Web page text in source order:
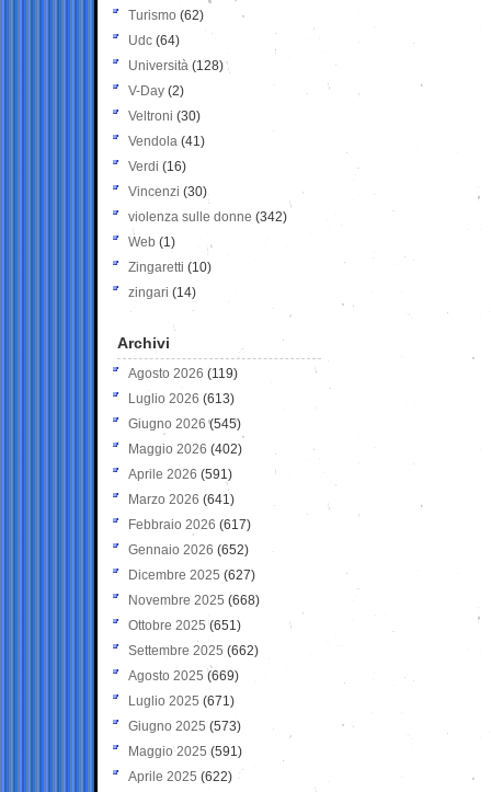
Turismo (62)
Udc (64)
Università (128)
V-Day (2)
Veltroni (30)
Vendola (41)
Verdi (16)
Vincenzi (30)
violenza sulle donne (342)
Web (1)
Zingaretti (10)
zingari (14)
Archivi
Agosto 2026 (119)
Luglio 2026 (613)
Giugno 2026 (545)
Maggio 2026 (402)
Aprile 2026 (591)
Marzo 2026 (641)
Febbraio 2026 (617)
Gennaio 2026 (652)
Dicembre 2025 (627)
Novembre 2025 (668)
Ottobre 2025 (651)
Settembre 2025 (662)
Agosto 2025 (669)
Luglio 2025 (671)
Giugno 2025 (573)
Maggio 2025 (591)
Aprile 2025 (622)